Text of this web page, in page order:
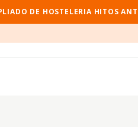
DE HOSTELERIA HITOS